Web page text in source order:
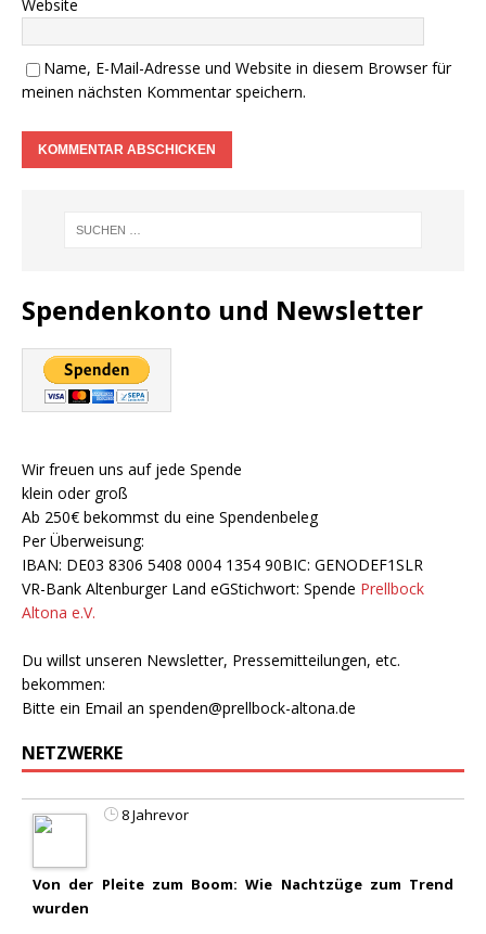
Website
Name, E-Mail-Adresse und Website in diesem Browser für
meinen nächsten Kommentar speichern.
Spendenkonto und Newsletter
Wir freuen uns auf jede Spende
klein oder groß
Ab 250€ bekommst du eine Spendenbeleg
Per Überweisung:
IBAN: DE03 8306 5408 0004 1354 90BIC: GENODEF1SLR
VR-Bank Altenburger Land eGStichwort: Spende Prellbock
Altona e.V.
Du willst unseren Newsletter, Pressemitteilungen, etc.
bekommen:
Bitte ein Email an spenden@prellbock-altona.de
NETZWERKE
8 Jahrevor
Von der Pleite zum Boom: Wie Nachtzüge zum Trend
wurden